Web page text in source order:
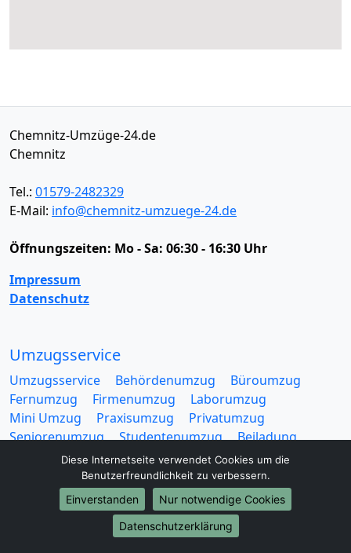
Chemnitz-Umzüge-24.de
Chemnitz
Tel.: 01579-2482329
E-Mail: info@chemnitz-umzuege-24.de
Öffnungszeiten: Mo - Sa: 06:30 - 16:30 Uhr
Impressum
Datenschutz
Umzugsservice
Umzugsservice Behördenumzug
Büroumzug
Fernumzug
Firmenumzug
Laborumzug
Mini Umzug
Praxisumzug
Privatumzug
Seniorenumzug
Studentenumzug
Beiladung
Entrümpelung
Halteverbotszone
Klaviertransport
Haushaltsauflösung
Möbeltaxi
Möbelmitfahrzentrale
Umzugskartons
Diese Internetseite verwendet Cookies um die
Benutzerfreundlichkeit zu verbessern.
Einverstanden
Nur notwendige Cookies
Datenschutzerklärung